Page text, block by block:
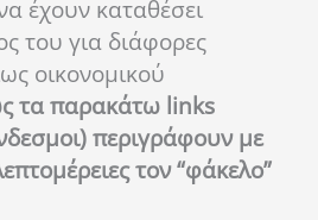
έχουν καταθέσει
του για διάφορες
οικονομικού
τα παρακάτω links
περιγράφουν με
τον “φάκελο”